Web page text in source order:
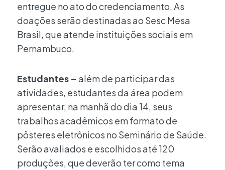
entregue no ato do credenciamento. As
doações serão destinadas ao Sesc Mesa
Brasil, que atende instituições sociais em
Pernambuco.
Estudantes – além de participar das
atividades, estudantes da área podem
apresentar, na manhã do dia 14, seus
trabalhos acadêmicos em formato de
pôsteres eletrônicos no Seminário de Saúde.
Serão avaliados e escolhidos até 120
produções, que deverão ter como tema